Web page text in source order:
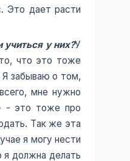
Это дает расти
у них?У
что это тоже
Я забываю о том,
мне нужно
- это тоже про
Так же эта
я могу нести
я должна делать